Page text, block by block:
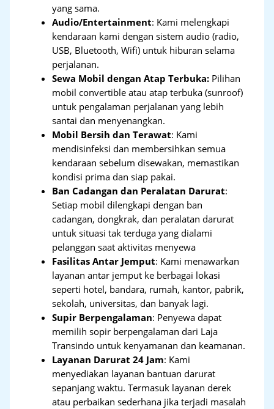
yang sama.
Audio/Entertainment: Kami melengkapi
kendaraan kami dengan sistem audio (radio,
USB, Bluetooth, Wifi) untuk hiburan selama
perjalanan.
Sewa Mobil dengan Atap Terbuka: Pilihan
mobil convertible atau atap terbuka (sunroof)
untuk pengalaman perjalanan yang lebih
santai dan menyenangkan.
Mobil Bersih dan Terawat: Kami
mendisinfeksi dan membersihkan semua
kendaraan sebelum disewakan, memastikan
kondisi prima dan siap pakai.
Ban Cadangan dan Peralatan Darurat:
Setiap mobil dilengkapi dengan ban
cadangan, dongkrak, dan peralatan darurat
untuk situasi tak terduga yang dialami
pelanggan saat aktivitas menyewa
Fasilitas Antar Jemput: Kami menawarkan
layanan antar jemput ke berbagai lokasi
seperti hotel, bandara, rumah, kantor, pabrik,
sekolah, universitas, dan banyak lagi.
Supir Berpengalaman: Penyewa dapat
memilih sopir berpengalaman dari Laja
Transindo untuk kenyamanan dan keamanan.
Layanan Darurat 24 Jam: Kami
menyediakan layanan bantuan darurat
sepanjang waktu. Termasuk layanan derek
atau perbaikan sederhana jika terjadi masalah